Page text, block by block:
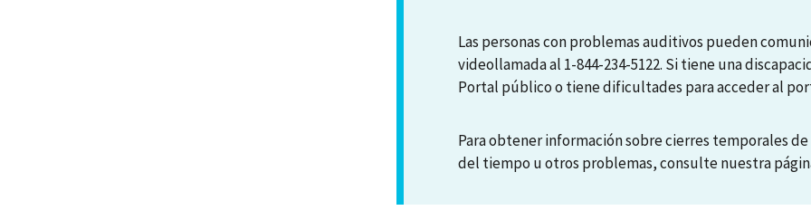
Las personas con problemas auditivos pueden
videollamada al 1-844-234-5122. Si tiene una
Portal público o tiene dificultades para acceder al
Para obtener información sobre cierres temporales
del tiempo u otros problemas, consulte nuestra